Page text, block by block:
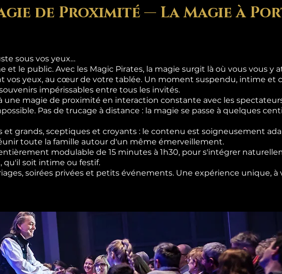
de Proximité — La Magie à
sous vos yeux…
et le public. Avec les Magic Pirates, la magie surgit là où vous vous y
vos yeux, au cœur de votre tablée. Un moment suspendu, intime et
impérissables entre tous les invités.
une magie de proximité en interaction constante avec les
Pas de trucage à distance : la magie se passe à quelques
et grands, sceptiques et croyants : le contenu est soigneusement
toute la famille autour d'un même émerveillement.
modulable de 15 minutes à 1h30, pour s'intégrer
qu'il soit intime ou festif.
soirées privées et petits événements. Une expérience unique, à